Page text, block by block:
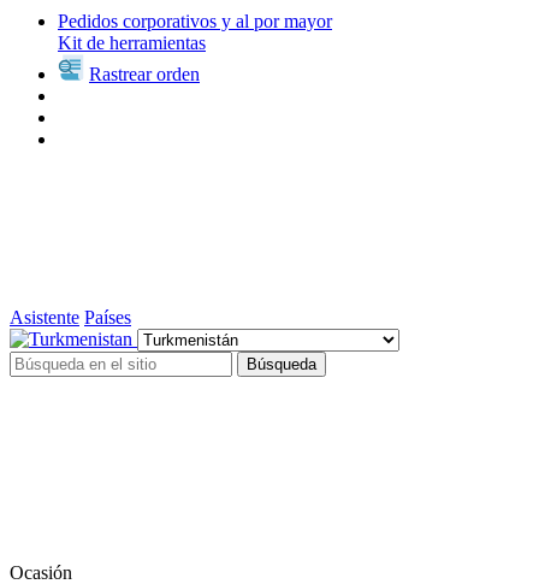
Pedidos corporativos y al por mayor
Kit de herramientas
Rastrear orden
Asistente Países
Búsqueda
Ocasión